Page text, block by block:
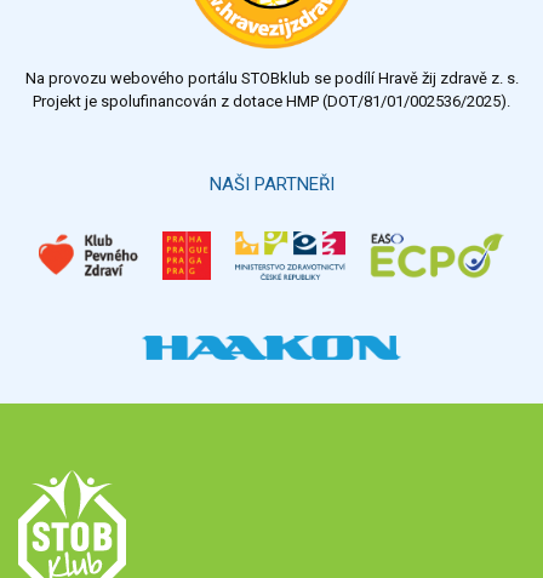
Na provozu webového portálu STOBklub se podílí Hravě žij zdravě z. s.
Projekt je spolufinancován z dotace HMP (DOT/81/01/002536/2025).
NAŠI PARTNEŘI